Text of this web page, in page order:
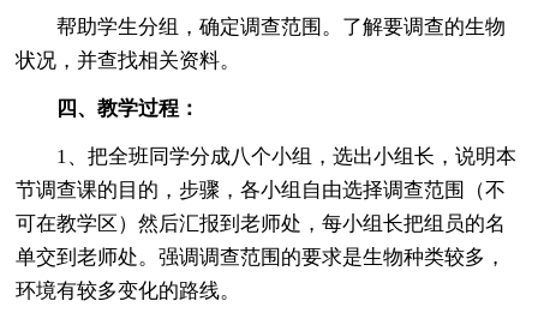
帮助学生分组，确定调查范围。了解要调查的生物
状况，并查找相关资料。
四、教学过程：
1、把全班同学分成八个小组，选出小组长，说明本
节调查课的目的，步骤，各小组自由选择调查范围（不
可在教学区）然后汇报到老师处，每小组长把组员的名
单交到老师处。强调调查范围的要求是生物种类较多，
环境有较多变化的路线。